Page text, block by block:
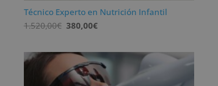
Técnico Experto en Nutrición Infantil
1.520,00€ El
era:
1.520,00€.
380,00€El
es:
380,00€.